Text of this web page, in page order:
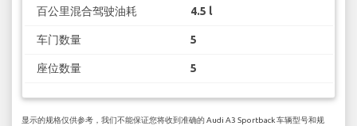
百公里混合驾驶油耗 4.5 l
车门数量 5
座位数量 5
显示的规格仅供参考，我们不能保证您将收到准确的 Audi A3 Sportback 车辆型号和规